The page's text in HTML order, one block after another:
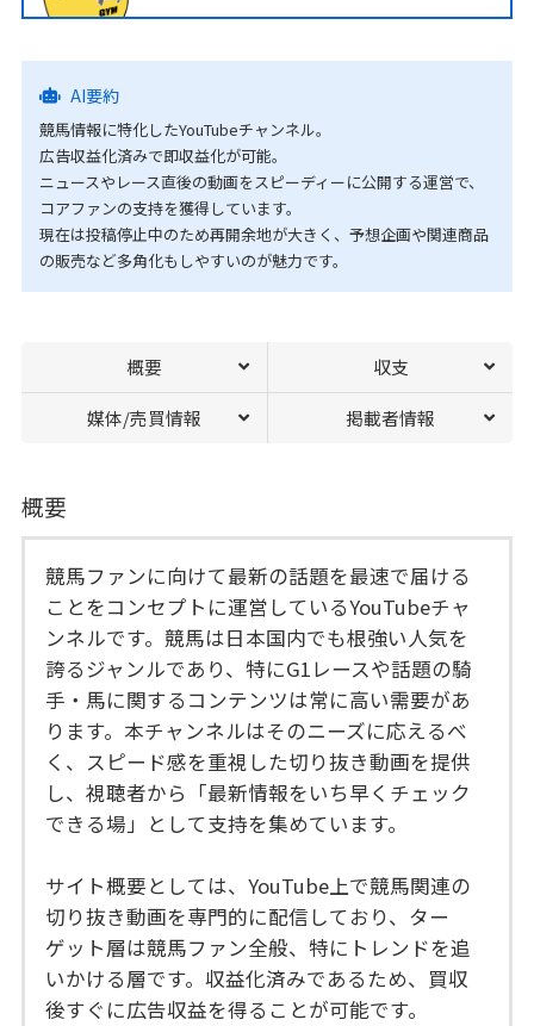
AI要約
競馬情報に特化したYouTubeチャンネル。
広告収益化済みで即収益化が可能。
ニュースやレース直後の動画をスピーディーに公開する運営で、
コアファンの支持を獲得しています。
現在は投稿停止中のため再開余地が大きく、予想企画や関連商品
の販売など多角化もしやすいのが魅力です。
概要 収支
媒体/売買情報 掲載者情報
概要
競馬ファンに向けて最新の話題を最速で届ける
ことをコンセプトに運営しているYouTubeチャ
ンネルです。競馬は日本国内でも根強い人気を
誇るジャンルであり、特にG1レースや話題の騎
手・馬に関するコンテンツは常に高い需要があ
ります。本チャンネルはそのニーズに応えるべ
く、スピード感を重視した切り抜き動画を提供
し、視聴者から「最新情報をいち早くチェック
できる場」として支持を集めています。
サイト概要としては、YouTube上で競馬関連の
切り抜き動画を専門的に配信しており、ター
ゲット層は競馬ファン全般、特にトレンドを追
いかける層です。収益化済みであるため、買収
後すぐに広告収益を得ることが可能です。